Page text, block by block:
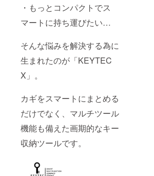
・もっとコンパクトでス
マートに持ち運びたい…
そんな悩みを解決する為に
生まれたのが「KEYTEC
X」。
カギをスマートにまとめる
だけでなく、マルチツール
機能も備えた画期的なキー
収納ツールです。